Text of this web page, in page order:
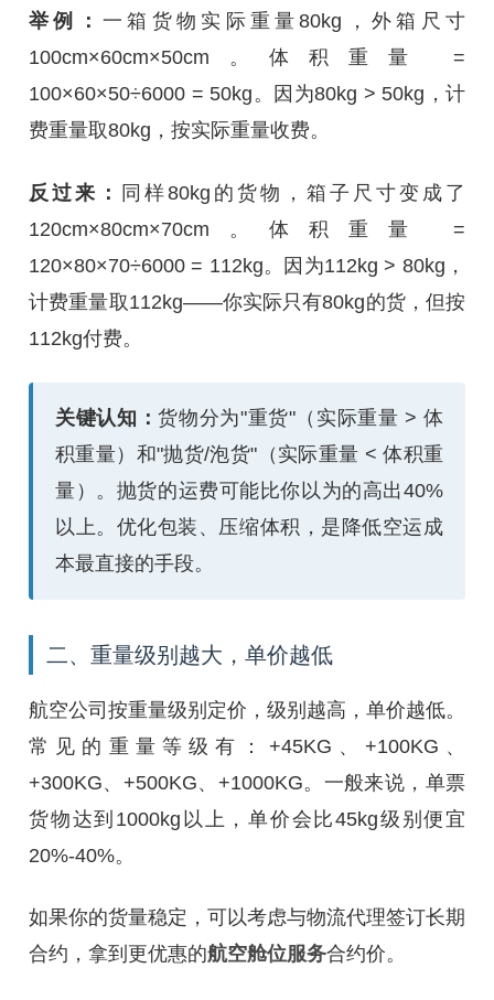
举例： 一箱货物实际重量80kg，外箱尺寸
100cm×60cm×50cm。体积重量 =
100×60×50÷6000 = 50kg。因为80kg > 50kg，计
费重量取80kg，按实际重量收费。
反过来：
同样80kg的货物，箱子尺寸变成了
120cm×80cm×70cm。体积重量 =
120×80×70÷6000 = 112kg。因为112kg > 80kg，
计费重量取112kg——你实际只有80kg的货，但按
112kg付费。
关键认知：货物分为"重货"（实际重量 > 体
积重量）和"抛货/泡货"（实际重量 < 体积重
量）。抛货的运费可能比你以为的高出40%
以上。优化包装、压缩体积，是降低空运成
本最直接的手段。
二、重量级别越大，单价越低
航空公司按重量级别定价，级别越高，单价越低。
常见的重量等级有：+45KG、+100KG、
+300KG、+500KG、+1000KG。一般来说，单票
货物达到1000kg以上，单价会比45kg级别便宜
20%-40%。
如果你的货量稳定，可以考虑与物流代理签订长期
合约，拿到更优惠的航空舱位服务合约价。